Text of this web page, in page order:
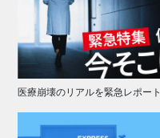
医療崩壊のリアルを緊急レポート